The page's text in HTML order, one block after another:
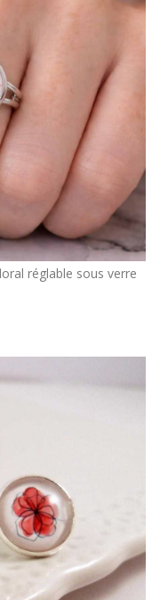
réglable sous verre